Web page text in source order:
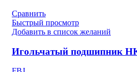
Сравнить
Быстрый просмотр
Добавить в список желаний
Игольчатый подшипник